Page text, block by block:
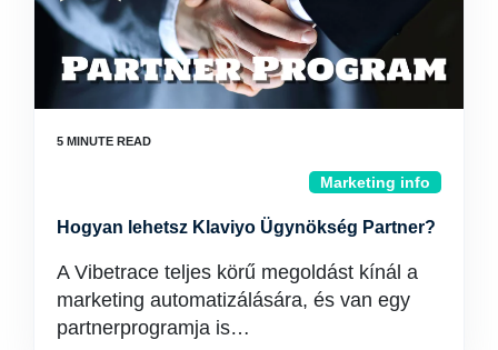
Marketing info
Hogyan lehetsz Klaviyo Ügynökség Partner?
A Vibetrace teljes körű megoldást kínál a
marketing automatizálására, és van egy
partnerprogramja is…